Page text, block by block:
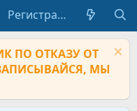
Регистрация
ПО ОТКАЗУ ОТ
МЫ